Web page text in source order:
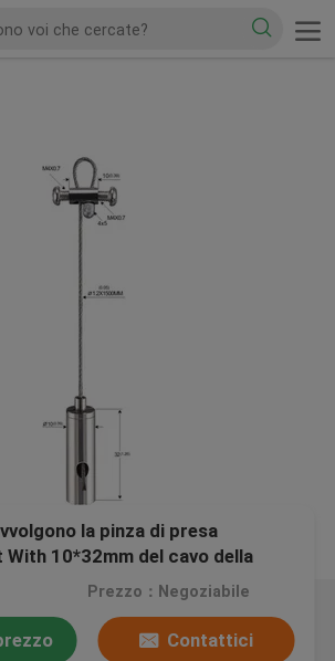
la pinza di presa
With 10*32mm del cavo della
plafonieraPrezzo：Negoziabile
Contattici